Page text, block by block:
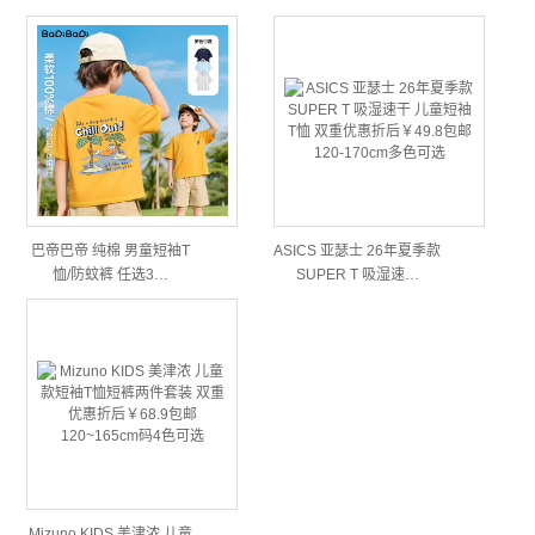
巴帝巴帝 纯棉 男童短袖T
恤/防蚊裤 任选3…
ASICS 亚瑟士 26年夏季款
SUPER T 吸湿速…